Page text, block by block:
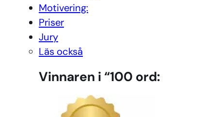
Motivering:
Priser
Jury
Läs också
Vinnaren i “100 ord: